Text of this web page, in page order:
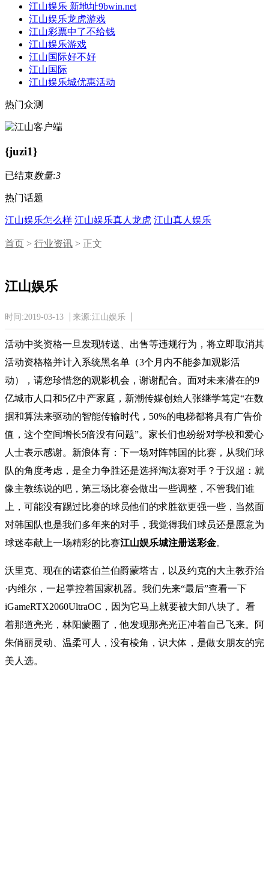
江山娱乐 新地址9bwin.net
江山娱乐龙虎游戏
江山彩票中了不给钱
江山娱乐游戏
江山国际好不好
江山国际
江山娱乐城优惠活动
热门众测
{juzi1}
已结束数量:3
热门话题
江山娱乐怎么样 江山娱乐真人龙虎 江山真人娱乐
首页 > 行业资讯 > 正文
江山娱乐
时间:2019-03-13 来源:江山娱乐
活动中奖资格一旦发现转送、出售等违规行为，将立即取消其
活动资格格并计入系统黑名单（3个月内不能参加观影活
动），请您珍惜您的观影机会，谢谢配合。面对未来潜在的9
亿城市人口和5亿中产家庭，新潮传媒创始人张继学笃定“在数
据和算法来驱动的智能传输时代，50%的电梯都将具有广告价
值，这个空间增长5倍没有问题”。家长们也纷纷对学校和爱心
人士表示感谢。新浪体育：下一场对阵韩国的比赛，从我们球
队的角度考虑，是全力争胜还是选择淘汰赛对手？于汉超：就
像主教练说的吧，第三场比赛会做出一些调整，不管我们谁
上，可能没有踢过比赛的球员他们的求胜欲更强一些，当然面
对韩国队也是我们多年来的对手，我觉得我们球员还是愿意为
球迷奉献上一场精彩的比赛江山娱乐城注册送彩金。
沃里克、现在的诺森伯兰伯爵蒙塔古，以及约克的大主教乔治
·内维尔，一起掌控着国家机器。我们先来“最后”查看一下
iGameRTX2060UltraOC，因为它马上就要被大卸八块了。看
着那道亮光，林阳蒙圈了，他发现那亮光正冲着自己飞来。阿
朱俏丽灵动、温柔可人，没有棱角，识大体，是做女朋友的完
美人选。